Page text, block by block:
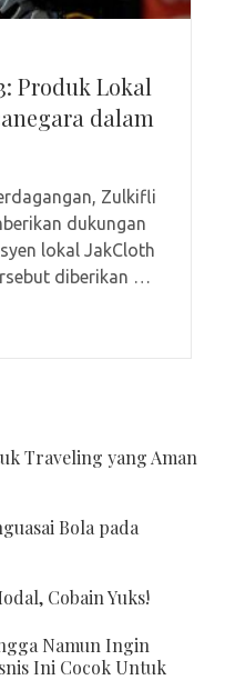
Produk Lokal
dalam
Zulkifli
dukungan
lokal JakCloth
diberikan …
Traveling yang Aman
Bola pada
Cobain Yuks!
Namun Ingin
Ini Cocok Untuk